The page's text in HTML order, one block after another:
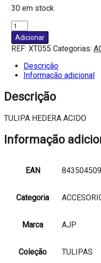
30 em stock
Quantidade
de
TULIPA
HEDERA
ACIDO
Adicionar
REF: XT055 Categorias:
Descrição
Informação adicional
Descrição
TULIPA HEDERA ACIDO
Informação
EAN
Categoria
Marca AJP
Coleção TULIPAS